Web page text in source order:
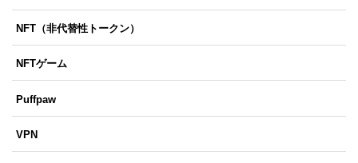
NFT（非代替性トークン）
NFTゲーム
Puffpaw
VPN